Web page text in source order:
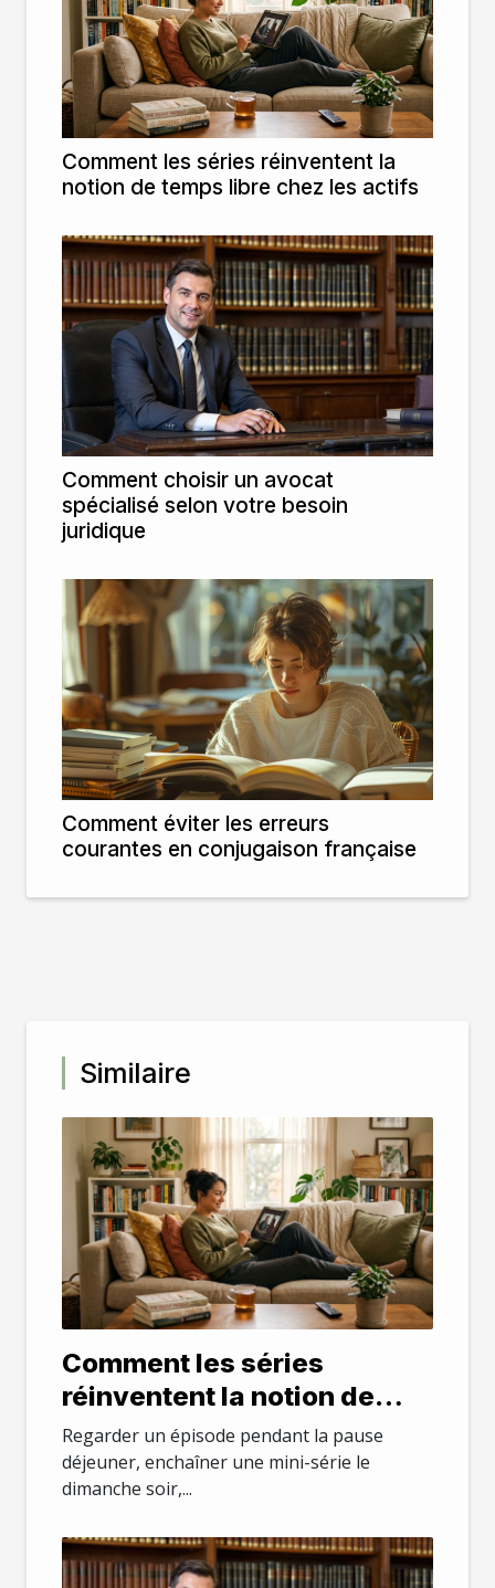
Comment les séries réinventent la
notion de temps libre chez les actifs
Comment choisir un avocat
spécialisé selon votre besoin
juridique
Comment éviter les erreurs
courantes en conjugaison française
Similaire
Comment les séries
réinventent la notion de
temps libre chez les actifs
Regarder un épisode pendant la pause
déjeuner, enchaîner une mini-série le
dimanche soir,...